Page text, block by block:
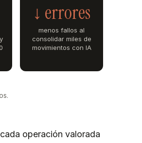
↓ errores
menos fallos al
consolidar miles de
movimientos con IA
operación valorada